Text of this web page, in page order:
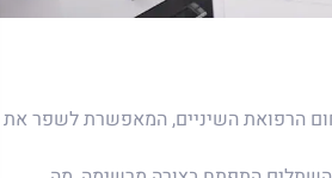
הרפואת השיניים, המאפשרת לשפר את